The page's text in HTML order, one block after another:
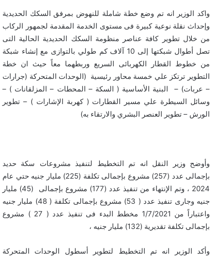
واكد الوزير انه تم وضع خطة شاملة للنهوض بمرفق السكك الحديدية
وإحداث نقلة نوعية كبيرة فى مستوى الخدمة المقدمة لجمهور الركاب
من خلال تطوير كافة عناصر منظومة السكك الحديدية الحالية التى
تصل أطوال شبكتها إلى 10 آلاف كم طولي بالتوازى مع إنشاء شبكة
من خطوط القطار الكهربائى السريع وربطهما معاً حيث ان خطة
التطوير ترتكز علي خمسة محاور رئيسية (الوحدات المتحركة (جرارات
– عربات) – البنية الأساسية ( السكة – المحطات – المزلقانات ) –
وسائل السيطرة علي مسير القطارات ( كهربة الإشارات ) – تطوير
الورش – تطوير العنصر البشري والارتقاء به)
وأوضح وزير النقل انه تم التخطيط لتنفيذ مشروعات سكة حديد
بإجمالى عدد (257) مشروع بإجمالى تكلفة (225) مليار جنيه حتي عام
2024 ، وتم الإنتهاء من تنفيذ عدد (177) مشروع بإجمالى (45) مليار
جنيه وجارى تنفيذ عدد ( 53) مشروع بإجمالى تكلفة ( 48) مليار جنيه
واعتباراً من 1/7/2021 مخطط البدء فى تنفيذ عدد ( 27 ) مشروع
بإجمالى تكلفة تقديرية (132) مليار جنيه ،
وأكد الوزير انه تم التخطيط لتطوير أسطول الوحدات المتحركة